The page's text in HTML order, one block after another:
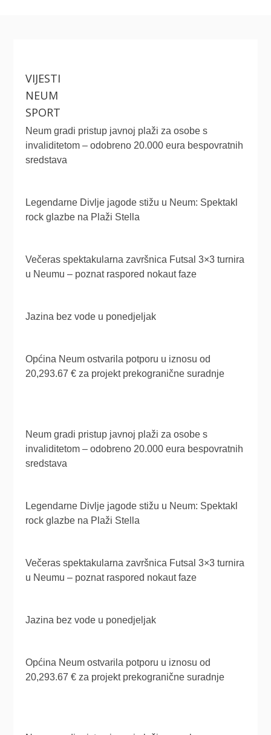
VIJESTI
NEUM
SPORT
Neum gradi pristup javnoj plaži za osobe s
invaliditetom – odobreno 20.000 eura bespovratnih
sredstava
Legendarne Divlje jagode stižu u Neum: Spektakl
rock glazbe na Plaži Stella
Večeras spektakularna završnica Futsal 3×3 turnira
u Neumu – poznat raspored nokaut faze
Jazina bez vode u ponedjeljak
Općina Neum ostvarila potporu u iznosu od
20,293.67 € za projekt prekogranične suradnje
Neum gradi pristup javnoj plaži za osobe s
invaliditetom – odobreno 20.000 eura bespovratnih
sredstava
Legendarne Divlje jagode stižu u Neum: Spektakl
rock glazbe na Plaži Stella
Večeras spektakularna završnica Futsal 3×3 turnira
u Neumu – poznat raspored nokaut faze
Jazina bez vode u ponedjeljak
Općina Neum ostvarila potporu u iznosu od
20,293.67 € za projekt prekogranične suradnje